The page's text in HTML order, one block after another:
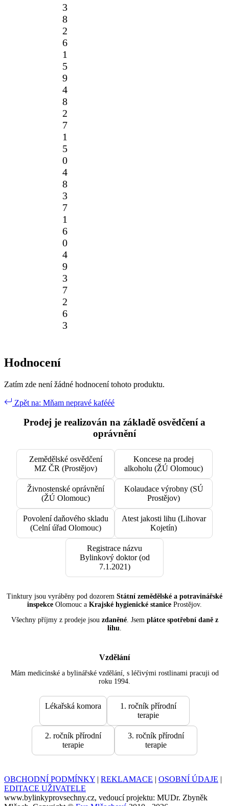
3
8
2
6
1
5
9
4
8
2
7
1
5
0
4
8
3
7
1
6
0
4
9
3
7
2
6
3
Hodnocení
Zatím zde není žádné hodnocení tohoto produktu.
Zpět na: Mňam nepravé kafééé
Prodej je realizován na základě osvědčení a
oprávnění
Zemědělské osvědčení
MZ ČR (Prostějov)
Koncese na prodej
alkoholu (ŽÚ Olomouc)
Živnostenské oprávnění
(ŽÚ Olomouc)
Kolaudace výrobny (SÚ
Prostějov)
Povolení daňového skladu
(Celní úřad Olomouc)
Atest jakosti lihu (Lihovar
Kojetín)
Registrace názvu
Bylinkový doktor (od
7.1.2021)
Tinktury jsou vyráběny pod dozorem Státní zemědělské a potravinářské
inspekce Olomouc a Krajské hygienické stanice Prostějov.
Všechny příjmy z prodeje jsou zdaněné. Jsem plátce spotřební daně z
lihu
Vzdělání
Mám medicínské a bylinářské vzdělání, s léčivými rostlinami pracuji od
roku 1994.
Lékařská komora
1. ročník přírodní
terapie
2. ročník přírodní
terapie
3. ročník přírodní
terapie
OBCHODNÍ PODMÍNKY | REKLAMACE | OSOBNÍ ÚDAJE |
EDITACE UŽIVATELE
www.bylinkyprovsechny.cz, vedoucí projektu: MUDr. Zbyněk